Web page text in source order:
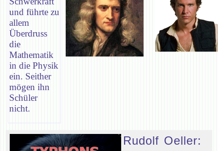
und führte zu
allem
Überdruss
die
Mathematik
in die Physik
ein. Seither
mögen ihn
Schüler
nicht.
Rudolf Oeller: